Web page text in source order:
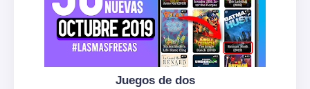
Juegos de dos